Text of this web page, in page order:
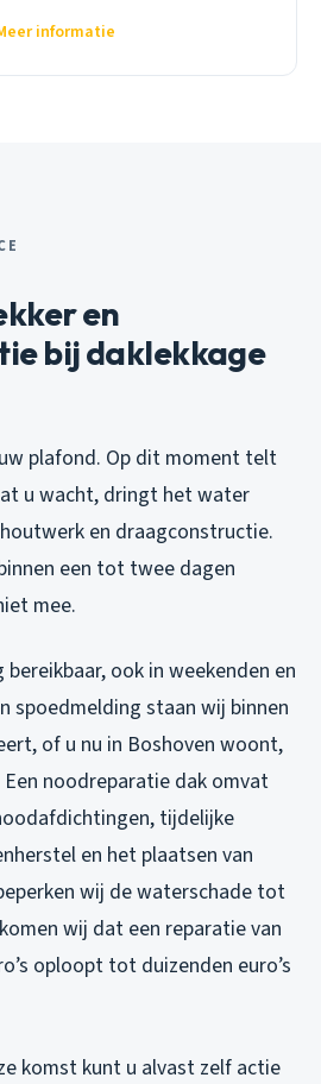
informatie
en
bij daklekkage
plafond. Op dit moment telt
u wacht, dringt het water
en draagconstructie.
een tot twee dagen
mee.
bereikbaar, ook in weekenden en
spoedmelding staan wij binnen
of u nu in Boshoven woont,
noodreparatie dak omvat
tijdelijke
en het plaatsen van
wij de waterschade tot
wij dat een reparatie van
oploopt tot duizenden euro’s
komst kunt u alvast zelf actie